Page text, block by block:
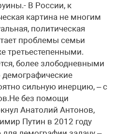
В России, к
картина не многим
политическая
проблемы семьи
третьестепенными.
более злободневными
демографические
сильную инерцию, – с
без помощи
Анатолий Антонов,
Путин в 2012 году